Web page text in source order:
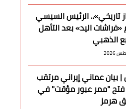
تاريخي».. الرئيس السيسي
اليد» بعد التأهل
الذهبي
| بيان عماني إيراني مرتقب
"ممر عبور مؤقت" في
هرمز